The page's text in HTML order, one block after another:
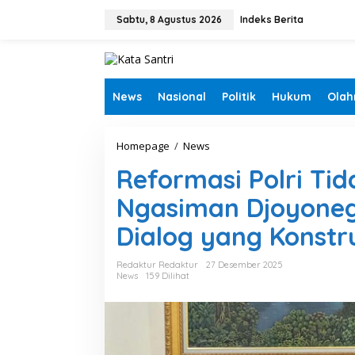
Sabtu, 8 Agustus 2026 Indeks Berita
News Nasional Politik Hukum
Homepage / News
f
o
r
m
a
s
i
l
r
i
T
Reformasi Polri
Ngasiman
Dialog yang
Redaktur Redaktur
27 Desember 2025
News
159 Dilihat